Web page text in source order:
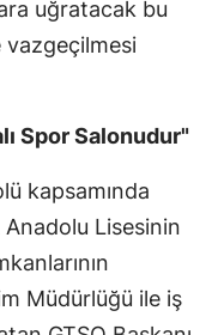
uğratacak bu
vazgeçilmesi
Spor Salonudur"
kapsamında
Lisesinin
Müdürlüğü ile iş